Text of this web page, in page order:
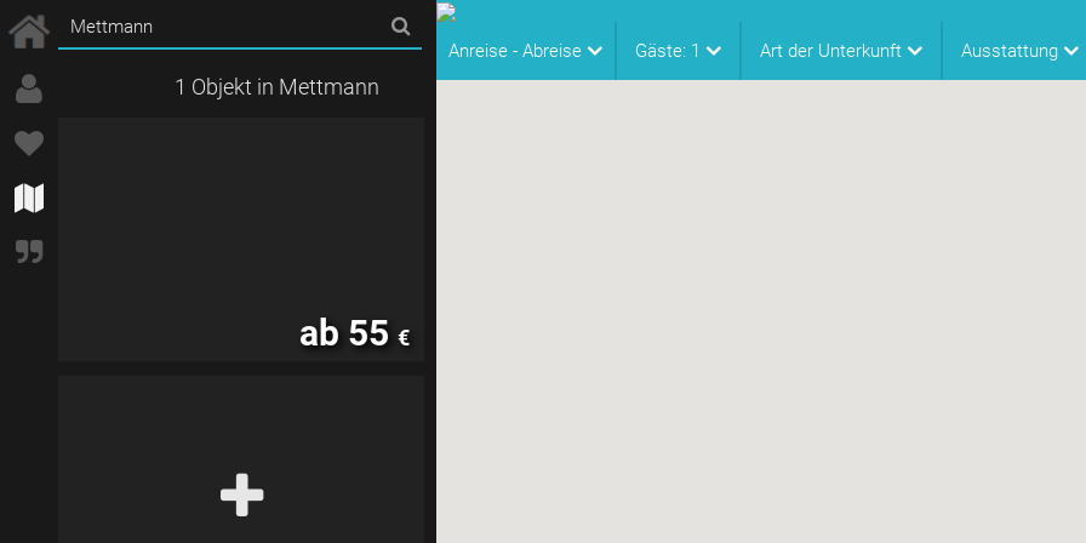
Anreise - Abreise Gäste: 1 Art der Unterkunft Ausstattung
1 Objekt in Mettmann
ab 55 €